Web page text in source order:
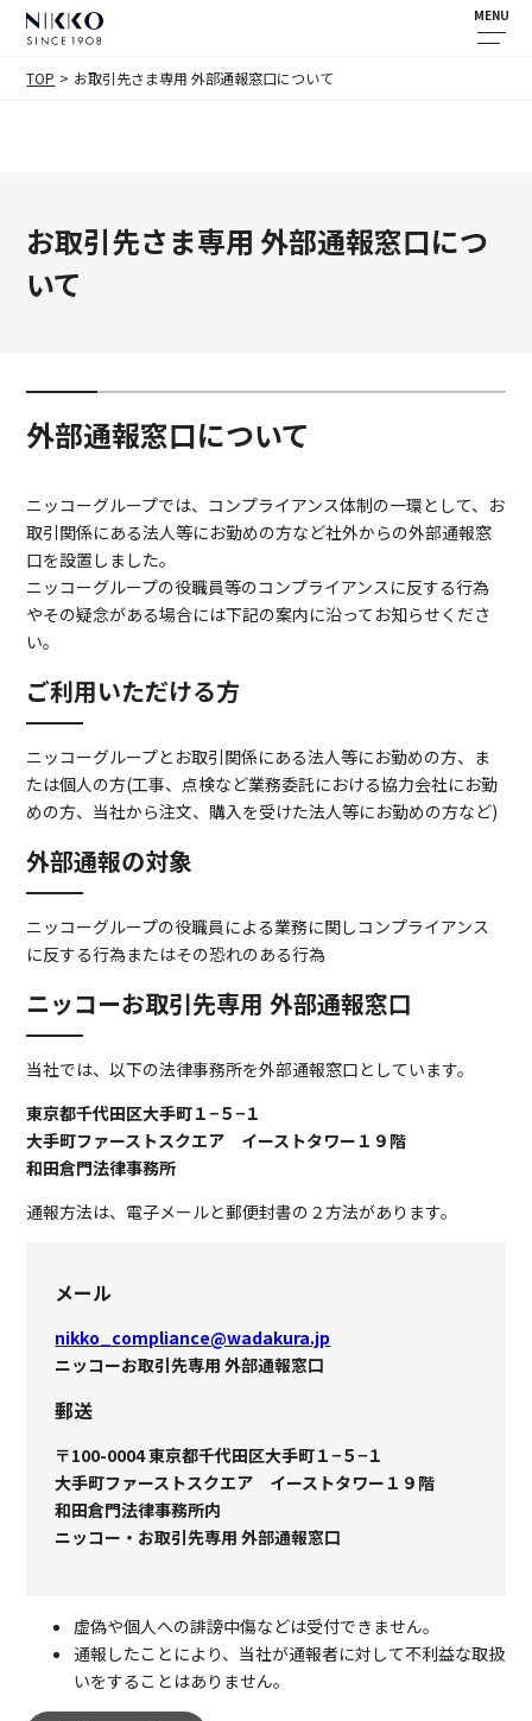
MENU
TOP お取引先さま専用 外部通報窓口について
お取引先さま専用 外部通報窓口につ
いて
外部通報窓口について
ニッコーグループでは、コンプライアンス体制の一環として、お
取引関係にある法人等にお勤めの方など社外からの外部通報窓
口を設置しました。
ニッコーグループの役職員等のコンプライアンスに反する行為
やその疑念がある場合には下記の案内に沿ってお知らせくださ
い。
ご利用いただける方
ニッコーグループとお取引関係にある法人等にお勤めの方、ま
たは個人の方(工事、点検など業務委託における協力会社にお勤
めの方、当社から注文、購入を受けた法人等にお勤めの方など)
外部通報の対象
ニッコーグループの役職員による業務に関しコンプライアンス
に反する行為またはその恐れのある行為
ニッコーお取引先専用 外部通報窓口
当社では、以下の法律事務所を外部通報窓口としています。
東京都千代田区大手町１−５−１
大手町ファーストスクエア イーストタワー１９階
和田倉門法律事務所
通報方法は、電子メールと郵便封書の２方法があります。
メール
nikko_compliance@wadakura.jp
ニッコーお取引先専用 外部通報窓口
郵送
〒100-0004 東京都千代田区大手町１−５−１
大手町ファーストスクエア イーストタワー１９階
和田倉門法律事務所内
ニッコー・お取引先専用 外部通報窓口
虚偽や個人への誹謗中傷などは受付できません。
通報したことにより、当社が通報者に対して不利益な取扱
いをすることはありません。